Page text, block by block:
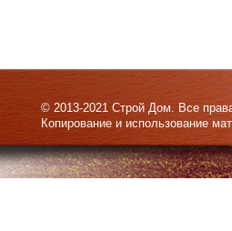
© 2013-2021 Строй Дом. Все
Копирование и использование